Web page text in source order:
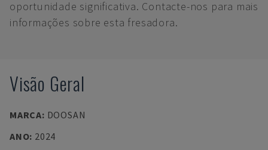
oportunidade significativa. Contacte-nos para mais
informações sobre esta fresadora.
Visão Geral
MARCA: DOOSAN
ANO: 2024